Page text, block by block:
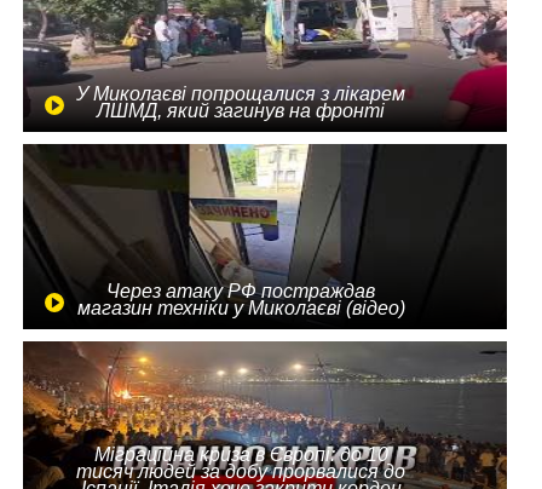
У Миколаєві попрощалися з лікарем
ЛШМД, який загинув на фронті
Через атаку РФ постраждав
магазин техніки у Миколаєві (відео)
Міграційна криза в Європі: до 10
тисяч людей за добу прорвалися до